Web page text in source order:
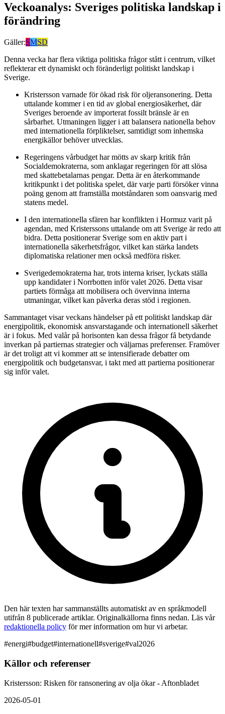
Veckoanalys: Sveriges politiska landskap i
förändring
Gäller:SMSD
Denna vecka har flera viktiga politiska frågor stått i centrum, vilket
reflekterar ett dynamiskt och föränderligt politiskt landskap i
Sverige.
Kristersson varnade för ökad risk för oljeransonering. Detta
uttalande kommer i en tid av global energiosäkerhet, där
Sveriges beroende av importerat fossilt bränsle är en
sårbarhet. Utmaningen ligger i att balansera nationella behov
med internationella förpliktelser, samtidigt som inhemska
energikällor behöver utvecklas.
Regeringens vårbudget har mötts av skarp kritik från
Socialdemokraterna, som anklagar regeringen för att slösa
med skattebetalarnas pengar. Detta är en återkommande
kritikpunkt i det politiska spelet, där varje parti försöker vinna
poäng genom att framställa motståndaren som oansvarig med
statens medel.
I den internationella sfären har konflikten i Hormuz varit på
agendan, med Kristerssons uttalande om att Sverige är redo att
bidra. Detta positionerar Sverige som en aktiv part i
internationella säkerhetsfrågor, vilket kan stärka landets
diplomatiska relationer men också medföra risker.
Sverigedemokraterna har, trots interna kriser, lyckats ställa
upp kandidater i Norrbotten inför valet 2026. Detta visar
partiets förmåga att mobilisera och övervinna interna
utmaningar, vilket kan påverka deras stöd i regionen.
Sammantaget visar veckans händelser på ett politiskt landskap där
energipolitik, ekonomisk ansvarstagande och internationell säkerhet
är i fokus. Med valår på horisonten kan dessa frågor få betydande
inverkan på partiernas strategier och väljarnas preferenser. Framöver
är det troligt att vi kommer att se intensifierade debatter om
energipolitik och budgetansvar, i takt med att partierna positionerar
sig inför valet.
Den här texten har sammanställts automatiskt av en språkmodell
utifrån 8 publicerade artiklar. Originalkällorna finns nedan. Läs vår
redaktionella policy för mer information om hur vi arbetar.
#energi#budget#internationell#sverige#val2026
Källor och referenser
Kristersson: Risken för ransonering av olja ökar - Aftonbladet
2026-05-01